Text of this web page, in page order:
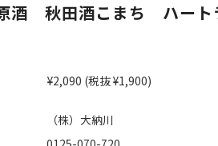
酒 秋田酒こまち ハート
¥2,090 (税抜 ¥1,900)
（株）大納川